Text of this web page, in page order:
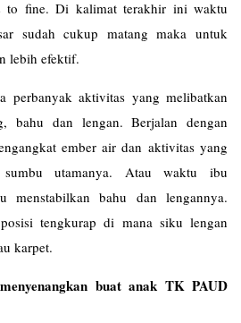
to fine. Di kalimat terakhir ini waktu
sudah cukup matang maka untuk
lebih efektif.
perbanyak aktivitas yang melibatkan
bahu dan lengan. Berjalan dengan
ember air dan aktivitas yang
utamanya. Atau waktu ibu
menstabilkan bahu dan lengannya.
tengkurap di mana siku lengan
karpet.
buat anak TK PAUD